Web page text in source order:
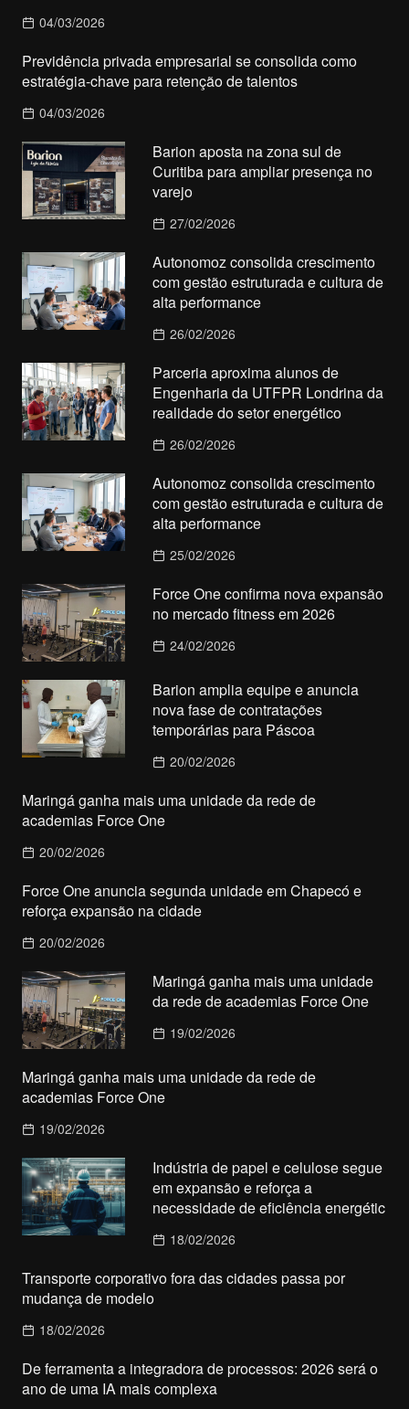
04/03/2026
Previdência privada empresarial se consolida como
estratégia-chave para retenção de talentos
04/03/2026
Barion aposta na zona sul de
Curitiba para ampliar presença no
varejo
27/02/2026
Autonomoz consolida crescimento
com gestão estruturada e cultura de
alta performance
26/02/2026
Parceria aproxima alunos de
Engenharia da UTFPR Londrina da
realidade do setor energético
26/02/2026
Autonomoz consolida crescimento
com gestão estruturada e cultura de
alta performance
25/02/2026
Force One confirma nova expansão
no mercado fitness em 2026
24/02/2026
Barion amplia equipe e anuncia
nova fase de contratações
temporárias para Páscoa
20/02/2026
Maringá ganha mais uma unidade da rede de
academias Force One
20/02/2026
Force One anuncia segunda unidade em Chapecó e
reforça expansão na cidade
20/02/2026
Maringá ganha mais uma unidade
da rede de academias Force One
19/02/2026
Maringá ganha mais uma unidade da rede de
academias Force One
19/02/2026
Indústria de papel e celulose segue
em expansão e reforça a
necessidade de eficiência energétic
18/02/2026
Transporte corporativo fora das cidades passa por
mudança de modelo
18/02/2026
De ferramenta a integradora de processos: 2026 será o
ano de uma IA mais complexa